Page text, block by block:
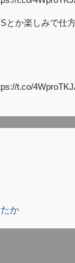
とか楽しみで仕
t.co/
か